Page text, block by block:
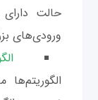
حالت
ورودی‌های